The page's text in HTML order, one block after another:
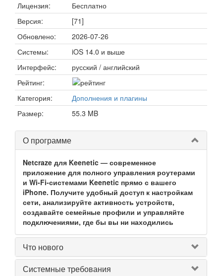
Лицензия:
Бесплатно
Версия:
[71]
Обновлено:
2026-07-26
Системы:
iOS 14.0 и выше
Интерфейс:
русский / английский
Рейтинг:
Категория:
Дополнения и плагины
Размер:
55.3 MB
О программе
Netcraze для Keenetic — современное
приложение для полного управления роутерами
и Wi-Fi-системами Keenetic прямо с вашего
iPhone. Получите удобный доступ к настройкам
сети, анализируйте активность устройств,
создавайте семейные профили и управляйте
подключениями, где бы вы ни находились
Что нового
Системные требования